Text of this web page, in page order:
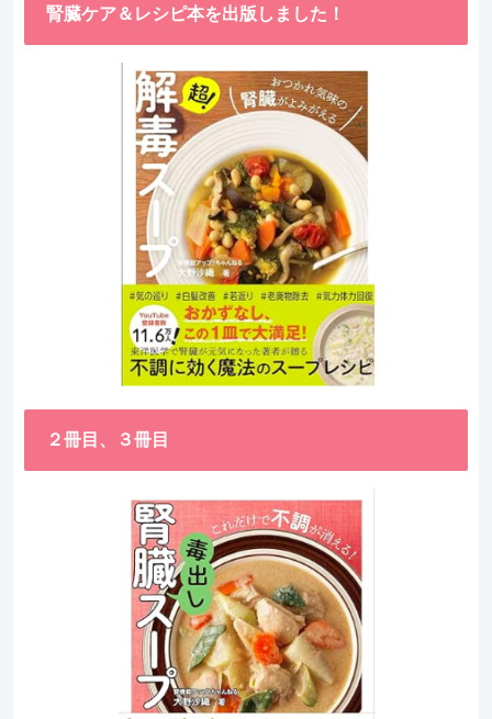
腎臓ケア＆レシピ本を出版しました！
２冊目、３冊目